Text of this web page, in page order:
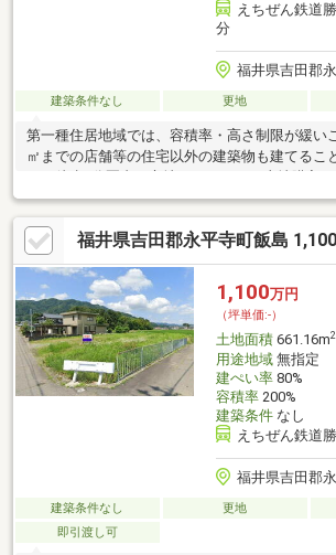
えちぜん鉄道
分
福井県吉田郡
建築条件なし 更地
第一種住居地域では、容積率・高さ制限が緩い
㎡までの店舗等の住宅以外の建築物も建てるこ
件の売地が多数あります。建築条件がないため
会社やハウスメーカーで、思いのままのマイホ
が可能です。福井県吉田郡永平寺町飯島
1,100万円
（坪単価:-）
土地面積661.16m2
用途地域無指定
建ぺい率80%
容積率200%
建築条件なし
えちぜん鉄道
福井県吉田郡
建築条件なし 更地
即引渡し可